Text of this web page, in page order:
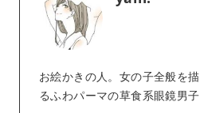
お絵かきの人。女の子全般を
るふわパーマの草食系眼鏡男子